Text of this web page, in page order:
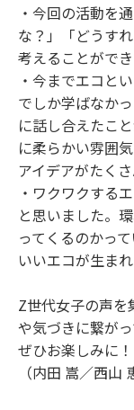
・今回の活動を
な？」「どうす
考えることがで
・今までエコと
でしか学ばなか
に話し合えたこ
に柔らかい雰囲
アイデアがたく
・ワクワクする
と思いました。
ってくるのかっ
いいエコが生ま
Z世代女子の声
や気づきに繋が
ぜひお楽しみに！
（内田 嵩／西山